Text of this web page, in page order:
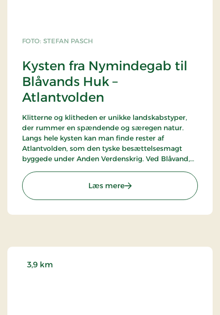
FOTO: STEFAN PASCH
Kysten fra Nymindegab til
Blåvands Huk –
Atlantvolden
Klitterne og klitheden er unikke landskabstyper,
der rummer en spændende og særegen natur.
Langs hele kysten kan man finde rester af
Atlantvolden, som den tyske besættelsesmagt
byggede under Anden Verdenskrig. Ved Blåvand,
i klitterne, og mellem Blåvand og Ho er der
mulighed for at komme ind i en af de største
bunkere.
Læs mere: Kysten fra Nymindegab
3,9 km